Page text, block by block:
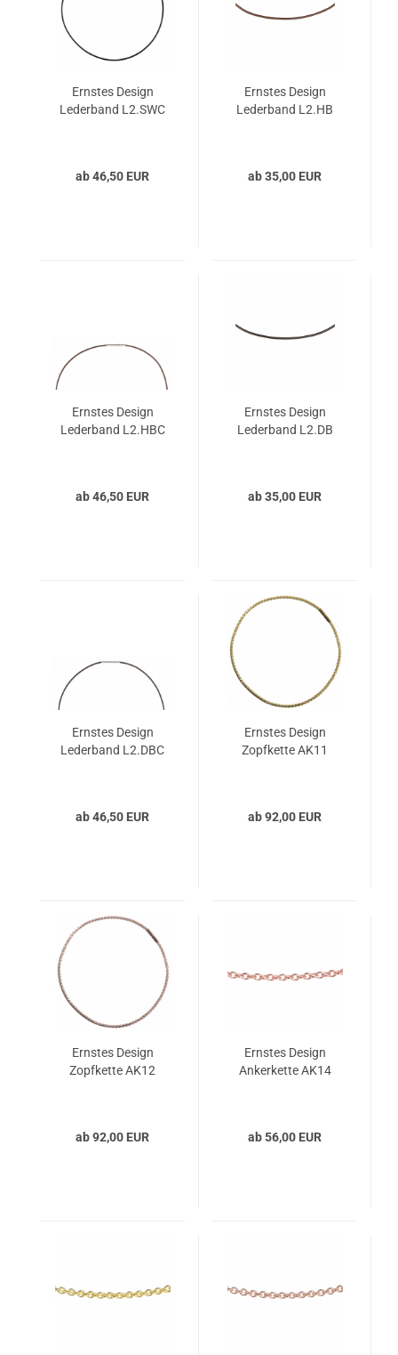
Ernstes Design
Lederband L2.SWC
ab 46,50 EUR
Ernstes Design
Lederband L2.HB
ab 35,00 EUR
Ernstes Design
Lederband L2.HBC
ab 46,50 EUR
Ernstes Design
Lederband L2.DB
ab 35,00 EUR
Ernstes Design
Lederband L2.DBC
ab 46,50 EUR
Ernstes Design
Zopfkette AK11
ab 92,00 EUR
Ernstes Design
Zopfkette AK12
ab 92,00 EUR
Ernstes Design
Ankerkette AK14
ab 56,00 EUR